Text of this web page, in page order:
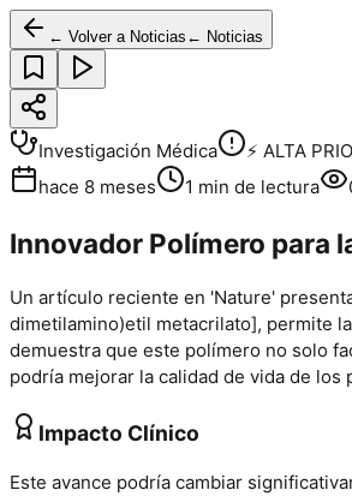
← Volver a Noticias ← Noticias
Investigación Médica
⚡ ALTA
hace 8 meses
1 min de lectura
Innovador Polímero para
Un artículo reciente en 'Nature'
dimetilamino)etil metacrilato], permite
demuestra que este polímero no solo
podría mejorar la calidad de vida de
Impacto Clínico
Este avance podría cambiar